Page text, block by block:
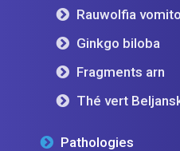
Rauwolfia
Ginkgo biloba
Fragments arn
Thé vert
Pathologies